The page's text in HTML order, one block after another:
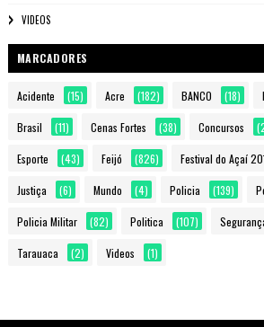
VIDEOS
MARCADORES
Acidente (15) Acre (182) BANCO (18)
Brasil (11) Cenas Fortes (38) Concursos
Esporte (43) Feijó (826) Festival do Açaí
Justiça (6) Mundo (4) Policia (139)
Policia Militar (82) Politica (107)
Tarauaca (2) Videos (1)